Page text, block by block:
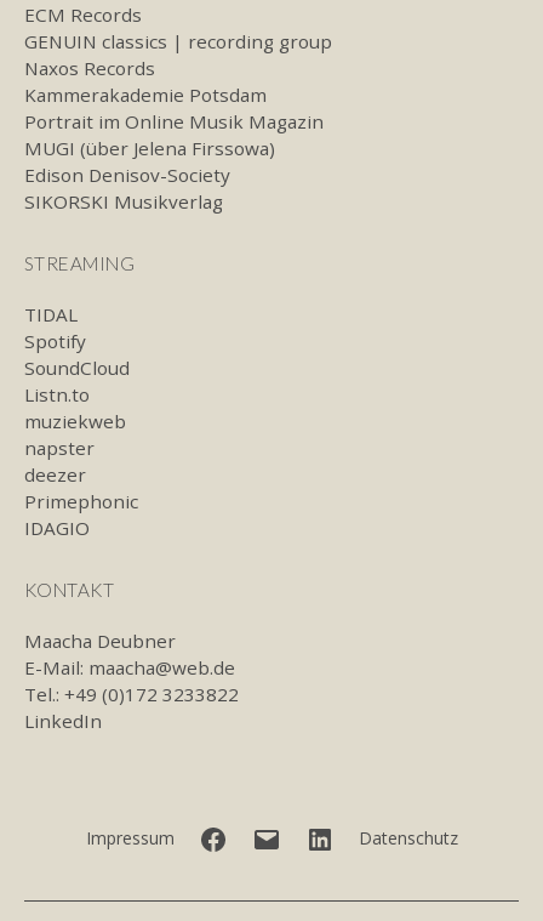
ECM Records
GENUIN classics | recording group
Naxos Records
Kammerakademie Potsdam
Portrait im Online Musik Magazin
MUGI (über Jelena Firssowa)
Edison Denisov-Society
SIKORSKI Musikverlag
STREAMING
TIDAL
Spotify
SoundCloud
Listn.to
muziekweb
napster
deezer
Primephonic
IDAGIO
KONTAKT
Maacha Deubner
E-Mail: maacha@web.de
Tel.: +49 (0)172 3233822
LinkedIn
Impressum Facebook LinkedIn
Datenschutz